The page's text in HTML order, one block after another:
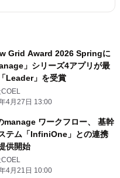
Grid Award 2026 Springに
」シリーズ4アプリが最
Leader」を受賞
4月27日 13:00
manage ワークフロー、 基幹
テム「InfiniOne」との連携
供開始
4月21日 10:00